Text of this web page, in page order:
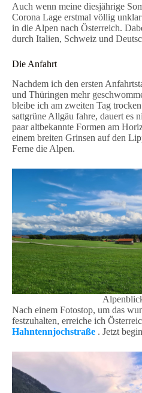
Auch wenn meine diesjährige
Corona Lage erstmal völlig
in die Alpen nach Österreich.
durch Italien, Schweiz und
Die Anfahrt
Nachdem ich den ersten
und Thüringen mehr
bleibe ich am zweiten Tag
sattgrüne Allgäu fahre, dauert es
paar altbekannte Formen am
einem breiten Grinsen auf den
Ferne die Alpen.
Nach einem Fotostop, um das
festzuhalten, erreiche ich
Hahntennjochstraße . Jetzt